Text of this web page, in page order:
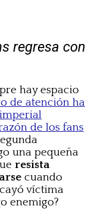
regresa con
hay espacio
de atención ha
de los fans
una pequeña
resista
cuando
víctima
enemigo?